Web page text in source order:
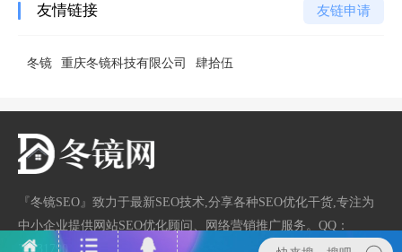
友情链接 友链申请
冬镜 重庆冬镜科技有限公司 肆拾伍
『冬镜SEO』致力于最新SEO技术,分享各种SEO优化干货,专注为
中小企业提供网站SEO优化顾问、网络营销推广服务。QQ：
33731790